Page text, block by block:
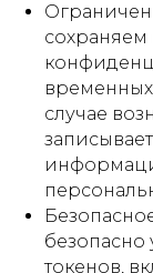
сохраняем
случае
токенов,